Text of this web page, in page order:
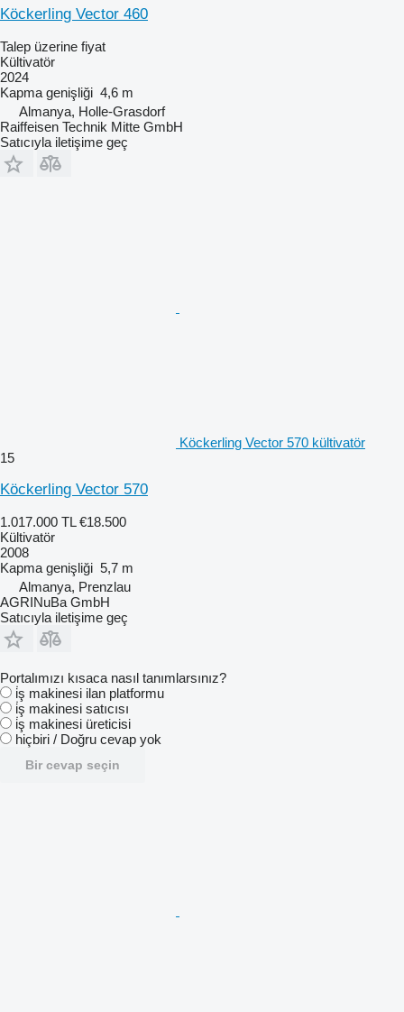
Köckerling Vector 460
Talep üzerine fiyat
Kültivatör
2024
Kapma genişliği 4,6 m
Almanya, Holle-Grasdorf
Raiffeisen Technik Mitte GmbH
Satıcıyla iletişime geç
Köckerling Vector 570 kültivatör
15
Köckerling Vector 570
1.017.000 TL €18.500
Kültivatör
2008
Kapma genişliği 5,7 m
Almanya, Prenzlau
AGRINuBa GmbH
Satıcıyla iletişime geç
Portalımızı kısaca nasıl tanımlarsınız?
i̇ş makinesi ilan platformu
i̇ş makinesi satıcısı
i̇ş makinesi üreticisi
hiçbiri / Doğru cevap yok
Bir cevap seçin